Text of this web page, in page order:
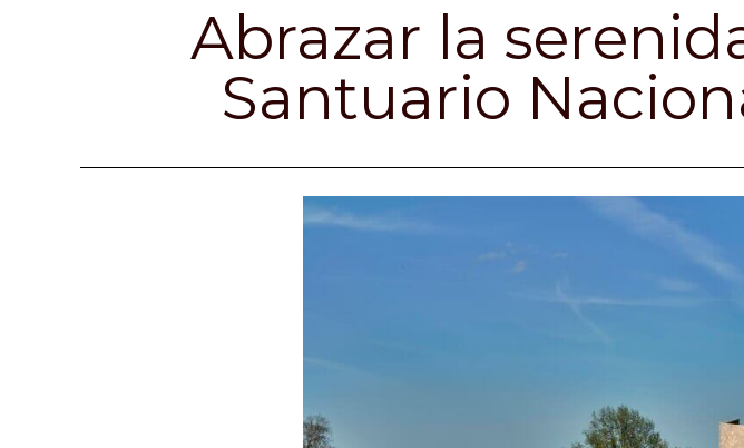
Abrazar la
Santuario